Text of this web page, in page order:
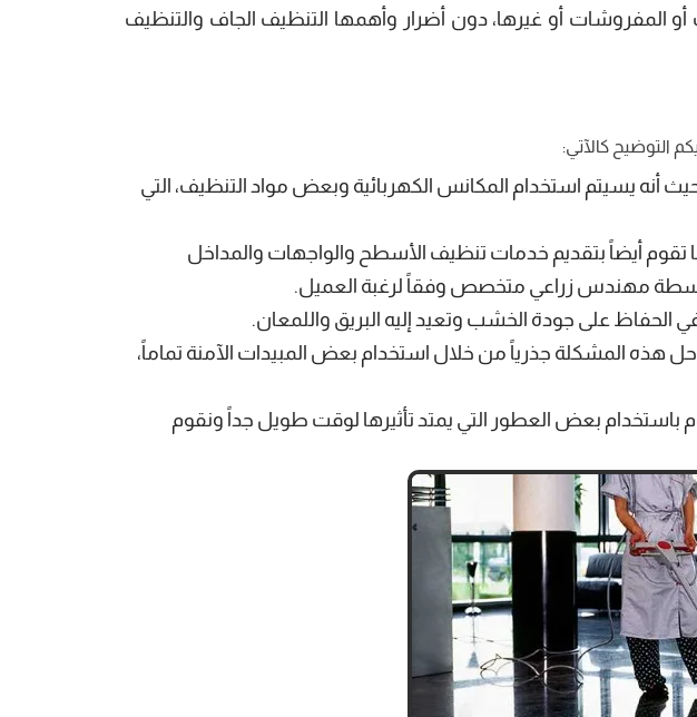
المفروشات أو غيرها، دون أضرار وأهمها التنظيف الجاف والتنظيف
التوضيح كالآتي:
حيث أنه يسيتم استخدام المكانس الكهربائية وبعض مواد التنظيف، التي
أيضاً بتقديم خدمات تنظيف الأسطح والواجهات والمداخل
بواسطة مهندس زراعي متخصص وفقاً لرغبة العميل.
على جودة الخشب وتعيد إليه البريق واللمعان.
هذه المشكلة جذرياً من خلال استخدام بعض المبيدات الآمنة تماماً،
باستخدام بعض العطور التي يمتد تأثيرها لوقت طويل جداً ونقوم